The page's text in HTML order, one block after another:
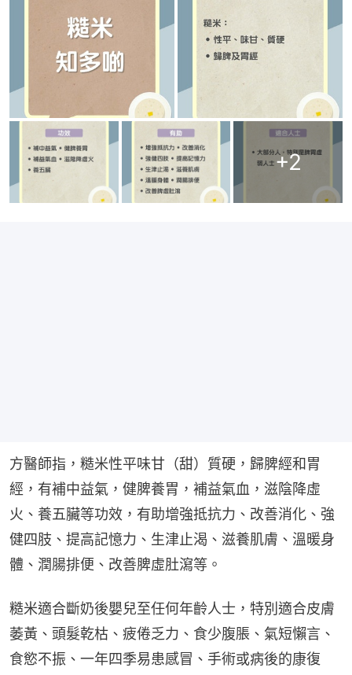
+2
方醫師指，糙米性平味甘（甜）質硬，歸脾經和胃
經，有補中益氣，健脾養胃，補益氣血，滋陰降虛
火、養五臟等功效，有助增強抵抗力、改善消化、強
健四肢、提高記憶力、生津止渴、滋養肌膚、溫暖身
體、潤腸排便、改善脾虛肚瀉等。
糙米適合斷奶後嬰兒至任何年齡人士，特別適合皮膚
萎黃、頭髮乾枯、疲倦乏力、食少腹脹、氣短懶言、
食慾不振、一年四季易患感冒、手術或病後的康復